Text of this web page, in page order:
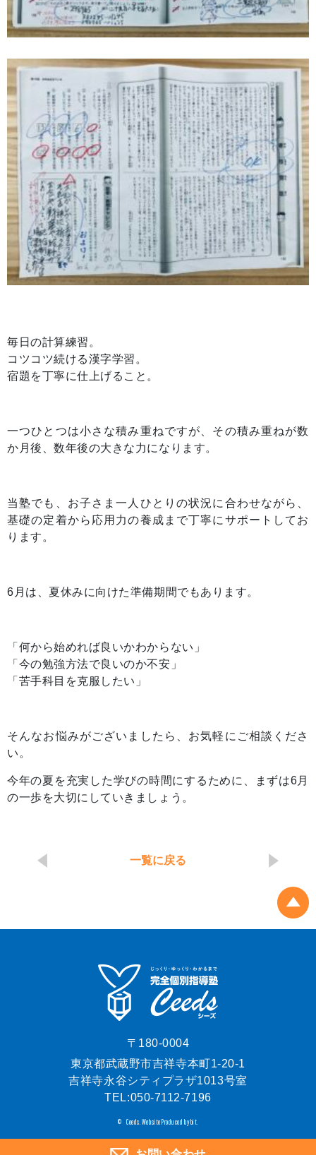
毎日の計算練習。
コツコツ続ける漢字学習。
宿題を丁寧に仕上げること。
一つひとつは小さな積み重ねですが、その積み重ねが数
か月後、数年後の大きな力になります。
当塾でも、お子さま一人ひとりの状況に合わせながら、
基礎の定着から応用力の養成まで丁寧にサポートしてお
ります。
6月は、夏休みに向けた準備期間でもあります。
「何から始めれば良いかわからない」
「今の勉強方法で良いのか不安」
「苦手科目を克服したい」
そんなお悩みがございましたら、お気軽にご相談くださ
い。
今年の夏を充実した学びの時間にするために、まずは6月
の一歩を大切にしていきましょう。
一覧に戻る
〒180-0004
東京都武蔵野市吉祥寺本町1-20-1
吉祥寺永谷シティプラザ1013号室
TEL:050-7112-7196
© Ceeds. Website Produced by bit.